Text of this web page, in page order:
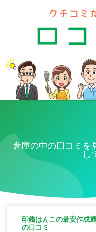
倉庫の中の口コミを
し
印鑑はんこの最安作成
の口コミ